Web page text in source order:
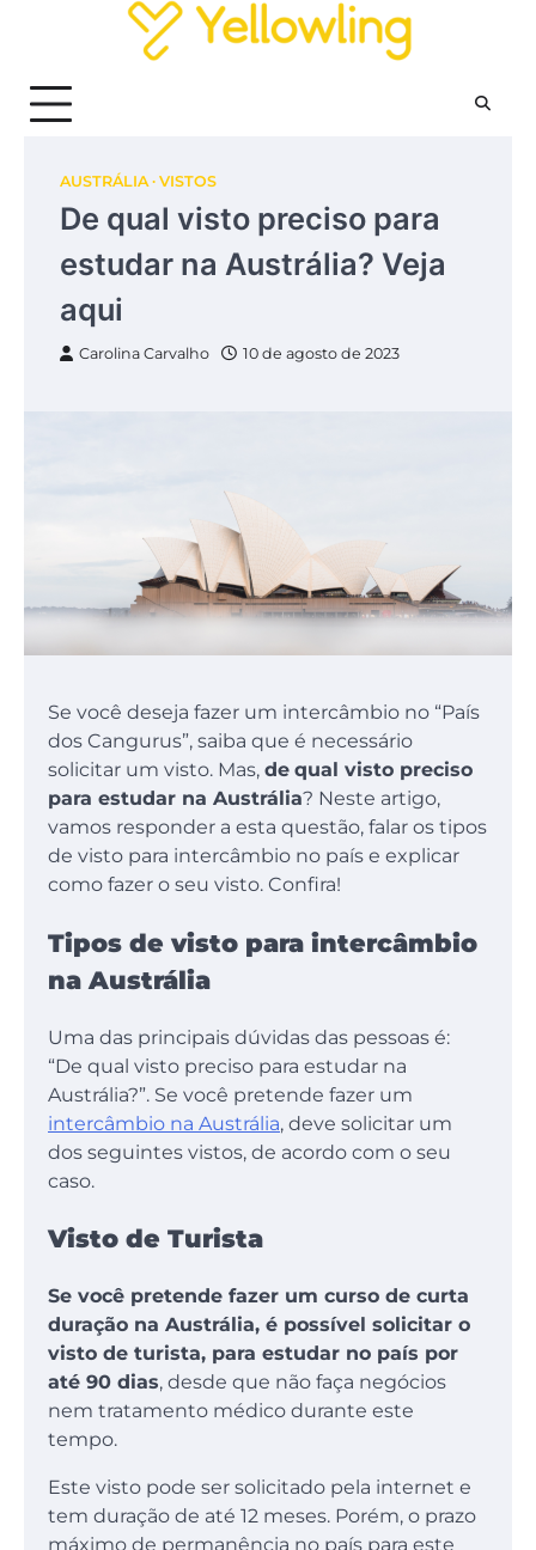
AUSTRÁLIA VISTOS
De qual visto preciso para
estudar na Austrália? Veja
aqui
Carolina Carvalho 10 de agosto de 2023
Se você deseja fazer um intercâmbio no “País
dos Cangurus”, saiba que é necessário
solicitar um visto. Mas, de qual visto preciso
para estudar na Austrália? Neste artigo,
vamos responder a esta questão, falar os tipos
de visto para intercâmbio no país e explicar
como fazer o seu visto. Confira!
Tipos de visto para intercâmbio
na Austrália
Uma das principais dúvidas das pessoas é:
“De qual visto preciso para estudar na
Austrália?”. Se você pretende fazer um
intercâmbio na Austrália, deve solicitar um
dos seguintes vistos, de acordo com o seu
caso.
Visto de Turista
Se você pretende fazer um curso de curta
duração na Austrália, é possível solicitar o
visto de turista, para estudar no país por
até 90 dias, desde que não faça negócios
nem tratamento médico durante este
tempo.
Este visto pode ser solicitado pela internet e
tem duração de até 12 meses. Porém, o prazo
máximo de permanência no país para este